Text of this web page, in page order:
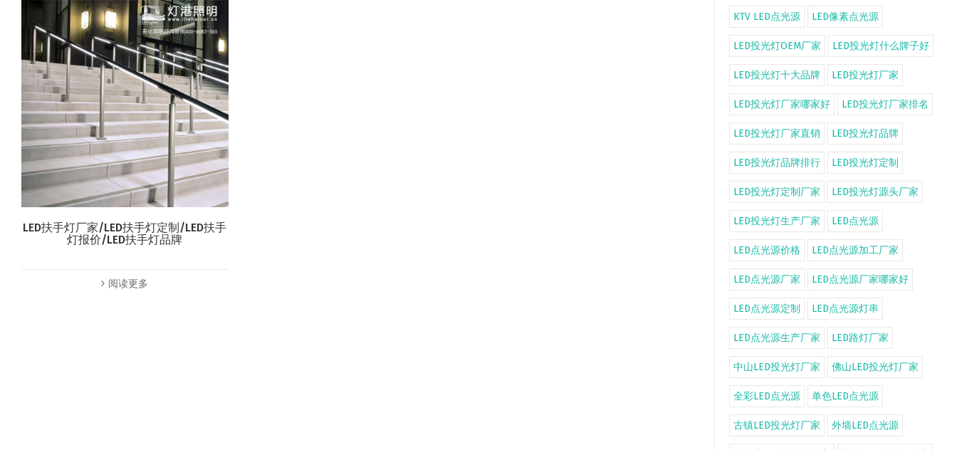
LED扶手灯厂家/LED扶手灯定制/LED扶手
灯报价/LED扶手灯品牌
阅读更多
KTV LED点光源 LED像素点光源
LED投光灯OEM厂家 LED投光灯什么牌子好
LED投光灯十大品牌 LED投光灯厂家
LED投光灯厂家哪家好 LED投光灯厂家排名
LED投光灯厂家直销 LED投光灯品牌
LED投光灯品牌排行 LED投光灯定制
LED投光灯定制厂家 LED投光灯源头厂家
LED投光灯生产厂家 LED点光源
LED点光源价格 LED点光源加工厂家
LED点光源厂家 LED点光源厂家哪家好
LED点光源定制 LED点光源灯串
LED点光源生产厂家 LED路灯厂家
中山LED投光灯厂家 佛山LED投光灯厂家
全彩LED点光源 单色LED点光源
古镇LED投光灯厂家 外墙LED点光源